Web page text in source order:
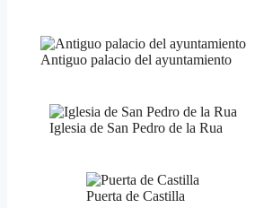
Antiguo palacio del ayuntamiento
Iglesia de San Pedro de la Rua
Puerta de Castilla